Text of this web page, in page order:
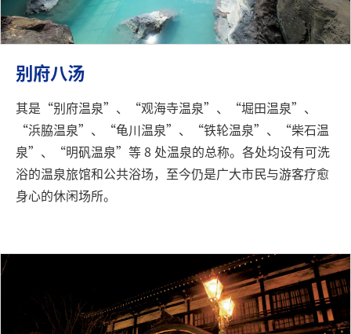
别府八汤
其是“别府温泉”、“观海寺温泉”、“堀田温泉”、
“浜脇温泉”、“龟川温泉”、“铁轮温泉”、“柴石温
泉”、“明矾温泉”等 8 处温泉的总称。各处均设有可洗
浴的温泉旅馆和公共浴场，至今仍是广大市民与游客疗愈
身心的休闲场所。